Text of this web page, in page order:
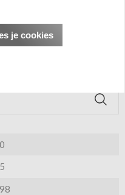
en bamboe Navulling
je cookies